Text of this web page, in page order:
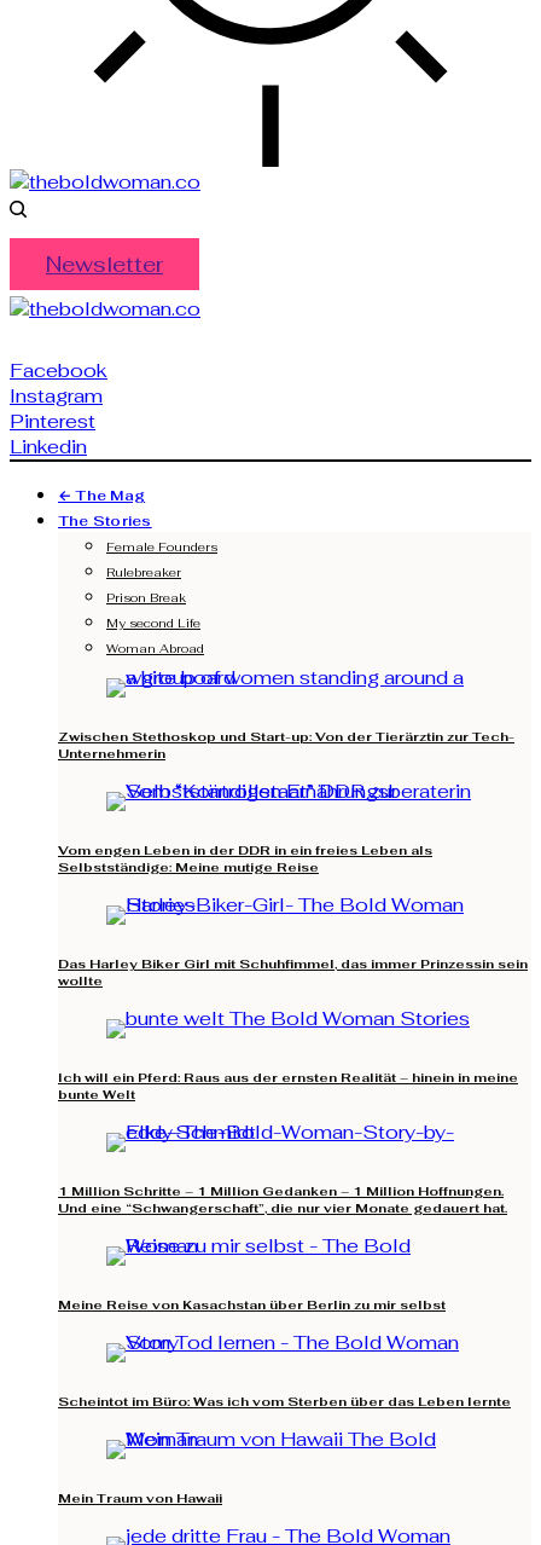
Newsletter
Facebook
Instagram
Pinterest
Linkedin
← The Mag
The Stories
Female Founders
Rulebreaker
Prison Break
My second Life
Woman Abroad
Zwischen Stethoskop und Start-up: Von der Tierärztin zur Tech-
Unternehmerin
Vom engen Leben in der DDR in ein freies Leben als
Selbstständige: Meine mutige Reise
Das Harley Biker Girl mit Schuhfimmel, das immer Prinzessin sein
wollte
Ich will ein Pferd: Raus aus der ernsten Realität – hinein in meine
bunte Welt
1 Million Schritte – 1 Million Gedanken – 1 Million Hoffnungen.
Und eine “Schwangerschaft”, die nur vier Monate gedauert hat.
Meine Reise von Kasachstan über Berlin zu mir selbst
Scheintot im Büro: Was ich vom Sterben über das Leben lernte
Mein Traum von Hawaii